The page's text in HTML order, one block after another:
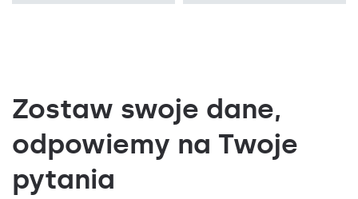
Zostaw swoje dane,
odpowiemy na Twoje
pytania